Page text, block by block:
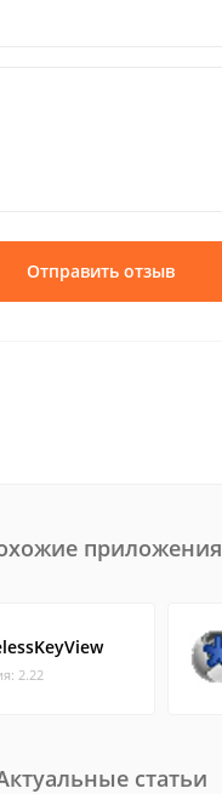
Отправить отзыв
приложения
2.22
статьи